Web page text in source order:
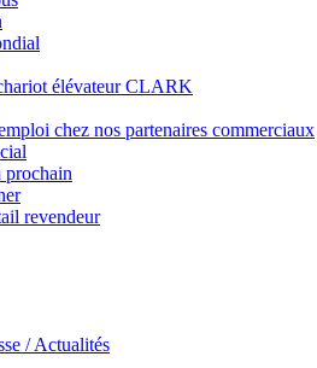
élévateur CLARK
chez nos partenaires commerciaux
prochain
revendeur
/ Actualités